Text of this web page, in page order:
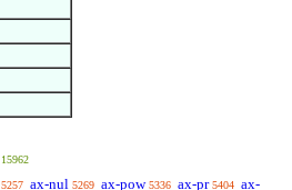
15962
5257 ax-nul 5269 ax-pow 5336 ax-pr 5404 ax-